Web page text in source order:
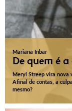
Mariana Inbar
De quem é
Meryl Streep vira nova
Afinal de contas, a
mesmo?